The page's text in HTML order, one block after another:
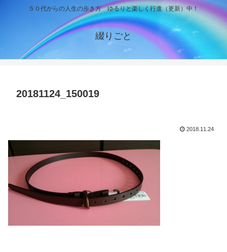
５０代からの人生の歩き方 ゆるりと楽しく行進（更新）中！
綴りごと
20181124_150019
2018.11.24